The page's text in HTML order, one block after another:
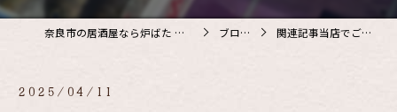
奈良市の居酒屋なら炉ばた 魚源 ブログ 関連記事当店でご利…
2025/04/11